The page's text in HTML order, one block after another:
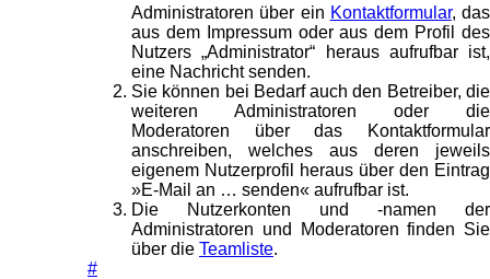
Administratoren über ein Kontaktformular, das
aus dem Impressum oder aus dem Profil des
Nutzers „Administrator“ heraus aufrufbar ist,
eine Nachricht senden.
Sie können bei Bedarf auch den Betreiber, die
weiteren Administratoren oder die
Moderatoren über das Kontaktformular
anschreiben, welches aus deren jeweils
eigenem Nutzerprofil heraus über den Eintrag
»E-Mail an … senden« aufrufbar ist.
Die Nutzerkonten und -namen der
Administratoren und Moderatoren finden Sie
über die Teamliste.
#